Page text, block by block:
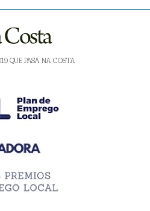
QUE PASA NA COSTA